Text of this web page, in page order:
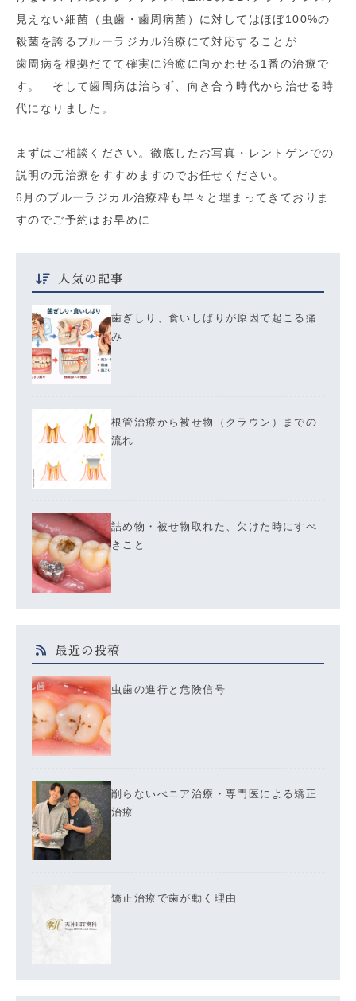
見えない細菌（虫歯・歯周病菌）に対してはほぼ100%の
殺菌を誇るブルーラジカル治療にて対応することが
歯周病を根拠だてて確実に治癒に向かわせる1番の治療で
す。 そして歯周病は治らず、向き合う時代から治せる時
代になりました。
まずはご相談ください。徹底したお写真・レントゲンでの
説明の元治療をすすめますのでお任せください。
6月のブルーラジカル治療枠も早々と埋まってきておりま
すのでご予約はお早めに
人気の記事
歯ぎしり、食いしばりが原因で起こる痛
み
根管治療から被せ物（クラウン）までの
流れ
詰め物・被せ物取れた、欠けた時にすべ
きこと
最近の投稿
虫歯の進行と危険信号
削らないべニア治療・専門医による矯正
治療
矯正治療で歯が動く理由